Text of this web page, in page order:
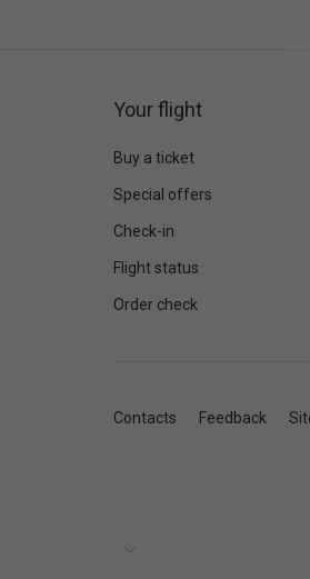
Your flight
Buy a ticket
Special offers
Check-in
Flight status
Order check
Contacts Feedback